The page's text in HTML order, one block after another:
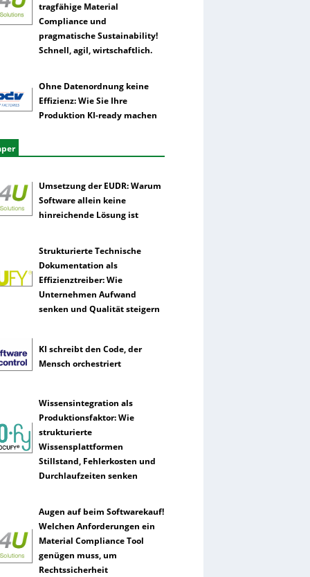
tragfähige Material
Compliance und
pragmatische Sustainability!
Schnell, agil, wirtschaftlich.
Ohne Datenordnung keine
Effizienz: Wie Sie Ihre
Produktion KI-ready machen
Umsetzung der EUDR: Warum
Software allein keine
hinreichende Lösung ist
Strukturierte Technische
Dokumentation als
Effizienztreiber: Wie
Unternehmen Aufwand
senken und Qualität steigern
KI schreibt den Code, der
Mensch orchestriert
Wissensintegration als
Produktionsfaktor: Wie
strukturierte
Wissensplattformen
Stillstand, Fehlerkosten und
Durchlaufzeiten senken
Augen auf beim Softwarekauf!
Welchen Anforderungen ein
Material Compliance Tool
genügen muss, um
Rechtssicherheit